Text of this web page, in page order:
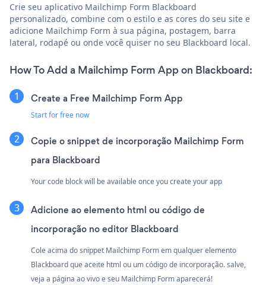
Crie seu aplicativo Mailchimp Form Blackboard
personalizado, combine com o estilo e as cores do seu site e
adicione Mailchimp Form à sua página, postagem, barra
lateral, rodapé ou onde você quiser no seu Blackboard local.
How To Add a Mailchimp Form App on Blackboard:
Create a Free Mailchimp Form App
Start for free now
Copie o snippet de incorporação Mailchimp Form
para Blackboard
Your code block will be available once you create your app
Adicione ao elemento html ou código de
incorporação no editor Blackboard
Cole acima do snippet Mailchimp Form em qualquer elemento
Blackboard que aceite html ou um código de incorporação. salve,
veja a página ao vivo e seu Mailchimp Form aparecerá!